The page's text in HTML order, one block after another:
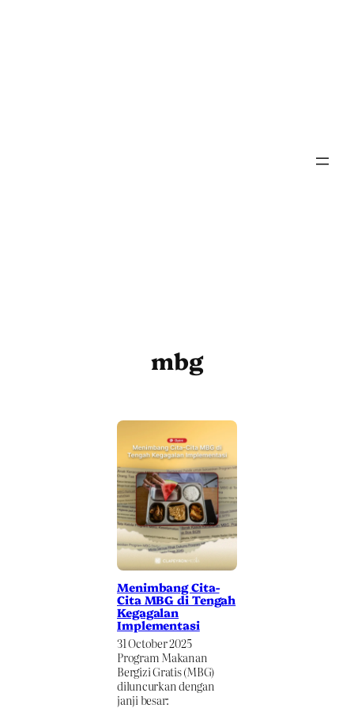
mbg
Menimbang Cita-
Cita MBG di Tengah
Kegagalan
Implementasi
31 October 2025
Program Makanan
Bergizi Gratis (MBG)
diluncurkan dengan
janji besar: